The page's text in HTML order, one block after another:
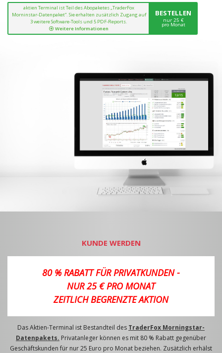
aktien Terminal ist Teil des Abopaketes „TraderFox
Morninstar-Datenpaket“. Sie erhalten zusätzlich Zugang auf
3 weitere Software-Tools und 5 PDF-Reports.
Weitere Informationen
BESTELLEN
nur 25 €
pro Monat
KUNDE WERDEN
80 % RABATT FÜR PRIVATKUNDEN -
NUR 25 € PRO MONAT
ZEITLICH BEGRENZTE AKTION
Das Aktien-Terminal ist Bestandteil des TraderFox Morningstar-
Datenpakets. Privatanleger können es mit 80 % Rabatt gegenüber
Geschäftskunden für nur 25 Euro pro Monat beziehen. Zusätzlich erhälst